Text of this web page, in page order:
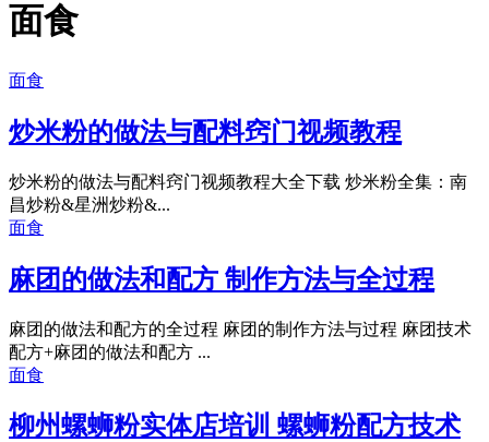
面食
面食
炒米粉的做法与配料窍门视频教程
炒米粉的做法与配料窍门视频教程大全下载 炒米粉全集：南
昌炒粉&星洲炒粉&...
面食
麻团的做法和配方 制作方法与全过程
麻团的做法和配方的全过程 麻团的制作方法与过程 麻团技术
配方+麻团的做法和配方 ...
面食
柳州螺蛳粉实体店培训 螺蛳粉配方技术